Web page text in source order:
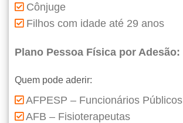
Cônjuge
Filhos com idade até 29 anos
Plano Pessoa Física por Adesão:
Quem pode aderir:
AFPESP – Funcionários Públicos
AFB – Fisioterapeutas